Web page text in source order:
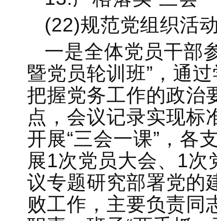
(22)规范党组织活
一是全体党员干部
暨党员轮训班”，通
把握党务工作的政治
点，会议记录实现标
开展“三会一课”，各
展1次党员大会、1
议专题研究部署党的
败工作，主要负责同